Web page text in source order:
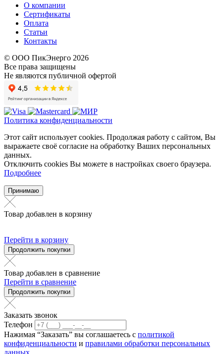
О компании
Сертификаты
Оплата
Статьи
Контакты
© ООО ПикЭнерго 2026
Все права защищены
Не являются публичной офертой
Политика конфиденциальности
Этот сайт использует cookies. Продолжая работу с сайтом, Вы
выражаете своё согласие на обработку Ваших персональных
данных.
Отключить cookies Вы можете в настройках своего браузера.
Подробнее
Принимаю
Товар добавлен в корзину
Перейти в корзину
Продолжить покупки
Товар добавлен в сравнение
Перейти в сравнение
Продолжить покупки
Заказать звонок
Телефон
Нажимая “Заказать” вы соглашаетесь с политикой
конфиденциальности и правилами обработки персональных
данных